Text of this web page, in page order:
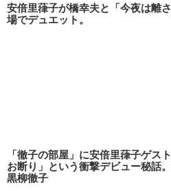
安倍里葎子が橋幸夫と「今夜は離
場でデュエット。
「徹子の部屋」に安倍里葎子ゲス
お断り」という衝撃デビュー秘話
黒柳徹子